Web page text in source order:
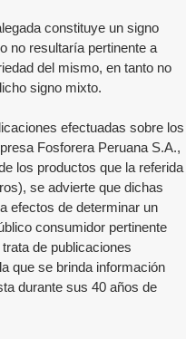
constituye un signo
no resultaría pertinente a
del mismo, en tanto no
signo mixto.
efectuadas sobre los
Fosforera Peruana S.A.,
los productos que la referida
se advierte que dichas
efectos de determinar un
consumidor pertinente
de publicaciones
que se brinda información
durante sus 40 años de